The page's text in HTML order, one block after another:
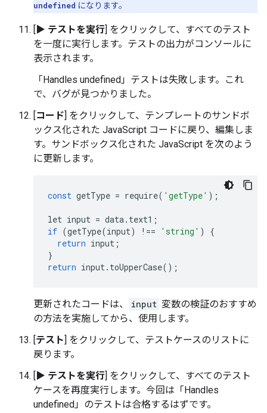
undefined になります。
[▶ テストを実行] をクリックして、すべてのテスト
を一度に実行します。テストの出力がコンソールに
表示されます。
「Handles undefined」テストは失敗します。これ
で、バグが見つかりました。
[コード] をクリックして、テンプレートのサンドボ
ックス化された JavaScript コードに戻り、編集しま
す。サンドボックス化された JavaScript を次のよう
に更新します。
const getType = require( 'getType' );
let input = data. text1 ;
if (getType(input) !== 'string' )
{
return input ;
}
return input. toUpperCase();
更新されたコードは、 input 変数の検証のおすすめ
の方法を実施してから、使用します。
[テスト] をクリックして、テストケースのリストに
戻ります。
[▶ テストを実行] をクリックして、すべてのテスト
ケースを再度実行します。今回は「Handles
undefined」 のテストは合格するはずです。